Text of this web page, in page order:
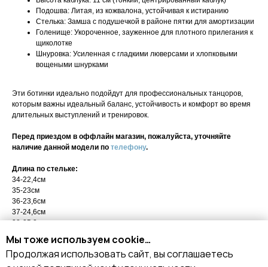
Мы тоже используем cookie…
Продолжая использовать сайт, вы соглашаетесь
Подошва: Литая, из кожвалона, устойчивая к истиранию
Стелька: Замша с подушечкой в районе пятки для амортизации
Голенище: Укороченное, зауженное для плотного прилегания к
щиколотке
Шнуровка: Усиленная с гладкими люверсами и хлопковыми
вощеными шнурками
Эти ботинки идеально подойдут для профессиональных танцоров,
которым важны идеальный баланс, устойчивость и комфорт во время
длительных выступлений и тренировок.
Перед приездом в оффлайн магазин, пожалуйста, уточняйте
наличие данной модели по телефону.
Длина по стельке:
34-22,4см
35-23см
36-23,6см
37-24,6см
38-25,2см
40-26,6см
41-27,4см